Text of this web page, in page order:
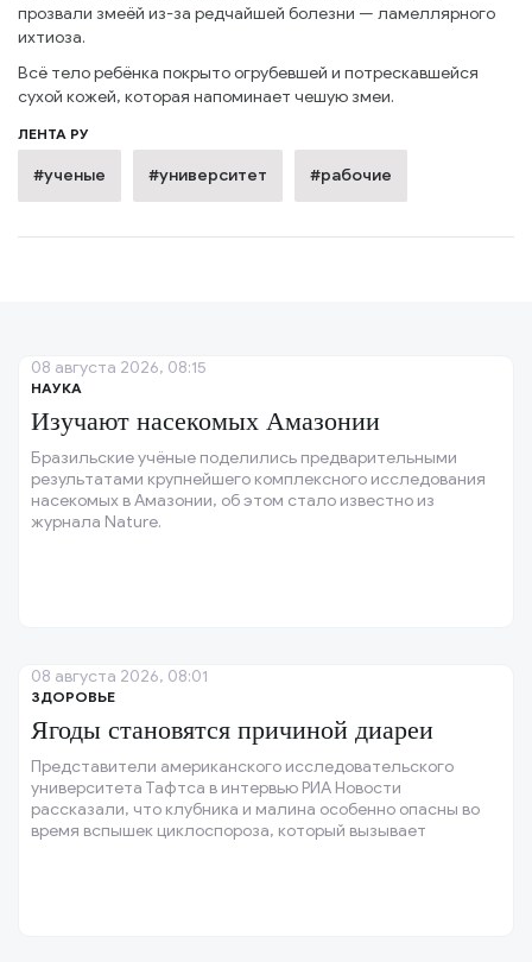
прозвали змеёй из-за редчайшей болезни — ламеллярного
ихтиоза.
Всё тело ребёнка покрыто огрубевшей и потрескавшейся
сухой кожей, которая напоминает чешую змеи.
ЛЕНТА РУ
#ученые #университет #рабочие
НАУКА
Изучают насекомых Амазонии
Бразильские учёные поделились предварительными
результатами крупнейшего комплексного исследования
насекомых в Амазонии, об этом стало известно из
журнала Nature.
08 августа 2026, 08:15
ЗДОРОВЬЕ
Ягоды становятся причиной диареи
Представители американского исследовательского
университета Тафтса в интервью РИА Новости
рассказали, что клубника и малина особенно опасны во
время вспышек циклоспороза, который вызывает
08 августа 2026, 08:01